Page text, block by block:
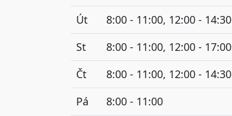
Út
8:00 - 11:00, 12:00 - 14:30
St
8:00 - 11:00, 12:00 - 17:00
Čt
8:00 - 11:00, 12:00 - 14:30
Pá
8:00 - 11:00